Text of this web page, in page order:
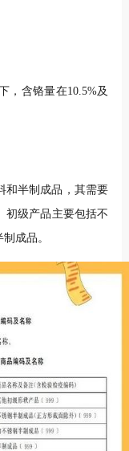
，含铬量在10.5%及
和半制成品，其需要
初级产品主要包括不
成品。